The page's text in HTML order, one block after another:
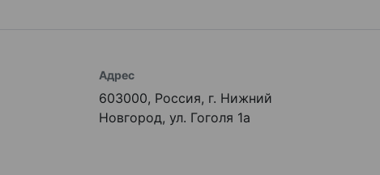
Адрес
603000, Россия, г. Нижний
Новгород, ул. Гоголя 1а